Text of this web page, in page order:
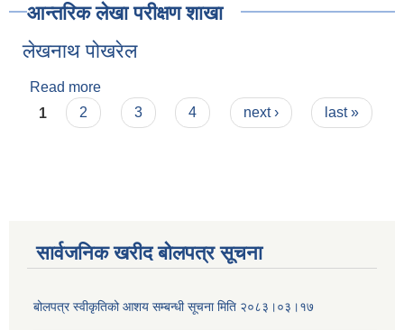
आन्तरिक लेखा परीक्षण शाखा
लेखनाथ पोखरेल
Read more
Pages
1 2 3 4 next › last »
सार्वजनिक खरीद बोलपत्र सूचना
बोलपत्र स्वीकृतिको आशय सम्बन्धी सूचना मिति २०८३।०३।१७